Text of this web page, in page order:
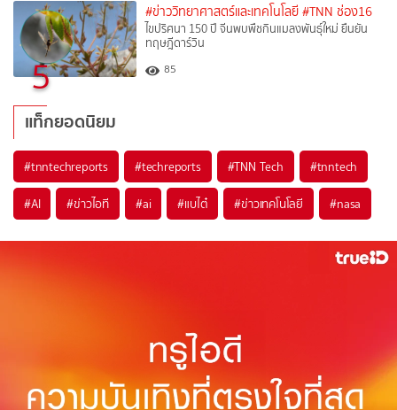
5
#ข่าววิทยาศาสตร์และเทคโนโลยี #TNN ช่อง16
ไขปริศนา 150 ปี จีนพบพืชกินแมลงพันธุ์ใหม่ ยืนยัน
ทฤษฎีดาร์วิน
85
แท็กยอดนิยม
#tnntechreports #techreports #TNN Tech #tnntech
#AI #ข่าวไอที #ai #แบไต๋ #ข่าวเทคโนโลยี #nasa